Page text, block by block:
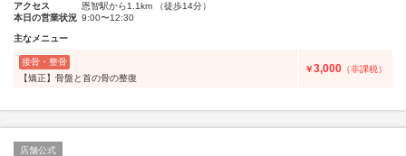
アクセス
恩智駅から1.1km （徒歩14分）
本日の営業状況 9:00〜12:30
主なメニュー
接骨・整骨
【矯正】骨盤と首の骨の整復
￥3,000 （非課税）
店舗公式